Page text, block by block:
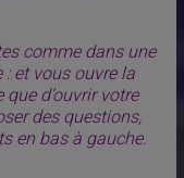
comme dans une
: et vous ouvre la
que d’ouvrir votre
des questions,
en bas à gauche.